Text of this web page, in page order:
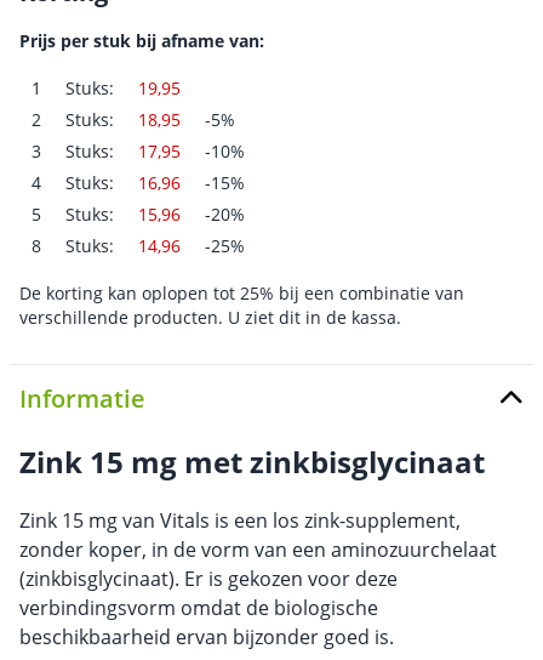
Prijs per stuk bij afname van:
1 Stuks:
19,95
2
Stuks: 18,95
-5%
3
Stuks: 17,95
-10%
4
Stuks: 16,96
-15%
5
Stuks: 15,96
-20%
8
Stuks: 14,96 -25%
De korting kan oplopen tot 25% bij een combinatie van
verschillende producten. U ziet dit in de kassa.
Informatie
Zink 15 mg met zinkbisglycinaat
Zink 15 mg van Vitals is een los zink-supplement,
zonder koper, in de vorm van een aminozuurchelaat
(zinkbisglycinaat). Er is gekozen voor deze
verbindingsvorm omdat de biologische
beschikbaarheid ervan bijzonder goed is.